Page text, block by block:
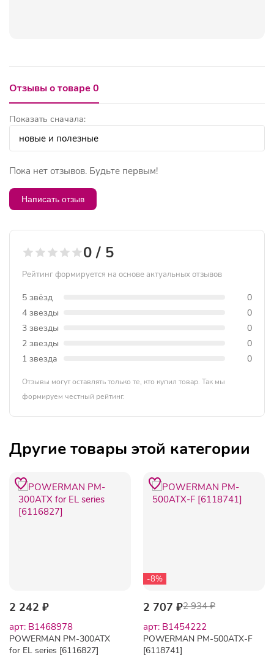
Отзывы о товаре 0
Показать сначала:
Пока нет отзывов. Будьте первым!
Написать отзыв
0 / 5
Рейтинг формируется на основе актуальных отзывов
5 звёзд
0
4 звезды
0
3 звезды
0
2 звезды
0
1 звезда
0
Отзывы могут оставлять только те, кто купил товар. Так мы
формируем честный рейтинг.
Другие товары этой категории
2 242 ₽
арт: B1468978
POWERMAN PM-300ATX
for EL series [6116827]
-8%
2 707 ₽2 934 ₽
арт: B1454222
POWERMAN PM-500ATX-F
[6118741]